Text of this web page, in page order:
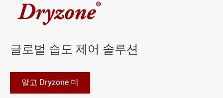
글로벌 습도 제어 솔루션
알고 Dryzone 더